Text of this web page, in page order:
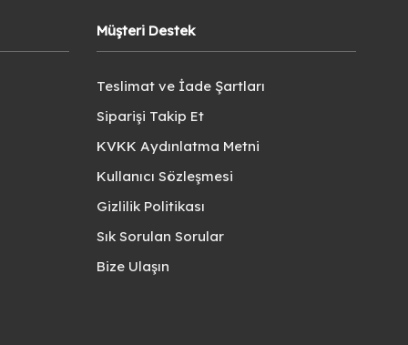
Müşteri Destek
Teslimat ve İade Şartları
Siparişi Takip Et
KVKK Aydınlatma Metni
Kullanıcı Sözleşmesi
Gizlilik Politikası
Sık Sorulan Sorular
Bize Ulaşın